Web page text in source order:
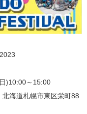
)10:00～15:00
北海道札幌市東区栄町88